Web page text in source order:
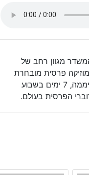
מגוון רחב של
פרסית מובחרת
מכל הזמנים ובכל הסגנונות 24 שעות ביממה, 7 ימים בשבוע
הפרסית בעולם.